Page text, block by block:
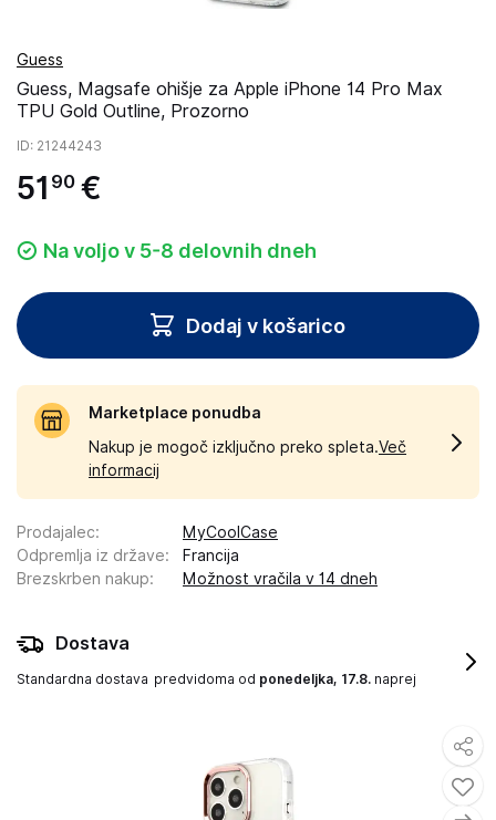
Guess
Guess, Magsafe ohišje za Apple iPhone 14 Pro Max
TPU Gold Outline, Prozorno
ID: 21244243
51 90 €
Na voljo v 5-8 delovnih dneh
Dodaj v košarico
Marketplace ponudba
Nakup je mogoč izključno preko spleta.Več
informacij
Prodajalec:
MyCoolCase
Odpremlja iz države:
Francija
Brezskrben nakup: Možnost vračila v 14 dneh
Dostava
Standardna dostava predvidoma od ponedeljka, 17.8. naprej